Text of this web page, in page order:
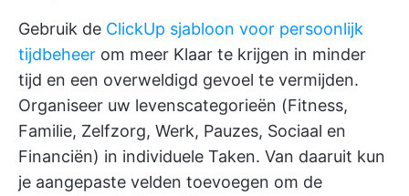
Gebruik de ClickUp sjabloon voor persoonlijk
tijdbeheer om meer Klaar te krijgen in minder
tijd en een overweldigd gevoel te vermijden.
Organiseer uw levenscategorieën (Fitness,
Familie, Zelfzorg, Werk, Pauzes, Sociaal en
Financiën) in individuele Taken. Van daaruit kun
je aangepaste velden toevoegen om de